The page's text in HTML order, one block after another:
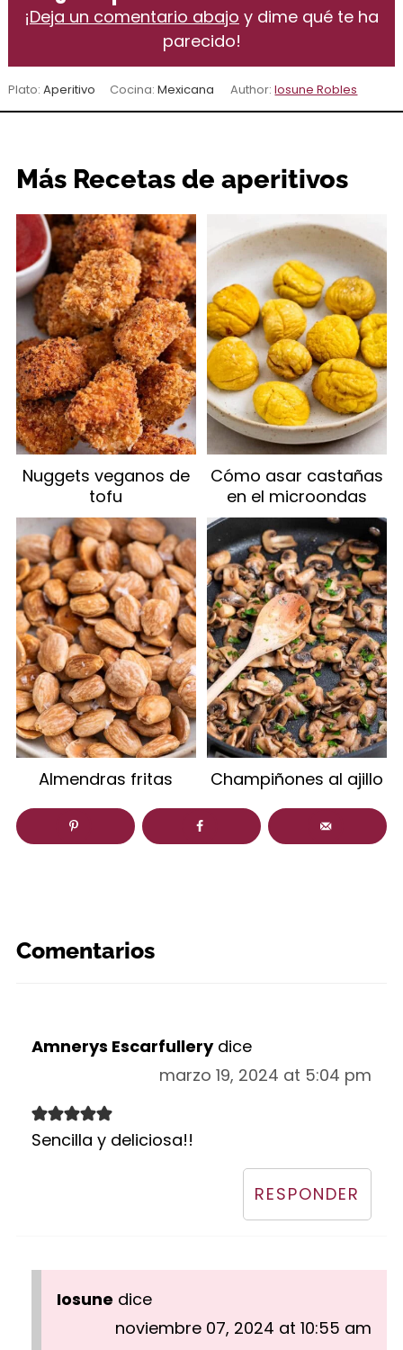
¡Deja un comentario abajo y dime qué te ha
parecido!
Plato:Aperitivo Cocina: Mexicana Author:Iosune Robles
Más Recetas de aperitivos
Nuggets veganos de
tofu
Cómo asar castañas
en el microondas
Almendras fritas Champiñones al ajillo
Comentarios
Amnerys Escarfullery dice
marzo 19, 2024 at 5:04 pm
Sencilla y deliciosa!!
RESPONDER
Iosune dice
noviembre 07, 2024 at 10:55 am